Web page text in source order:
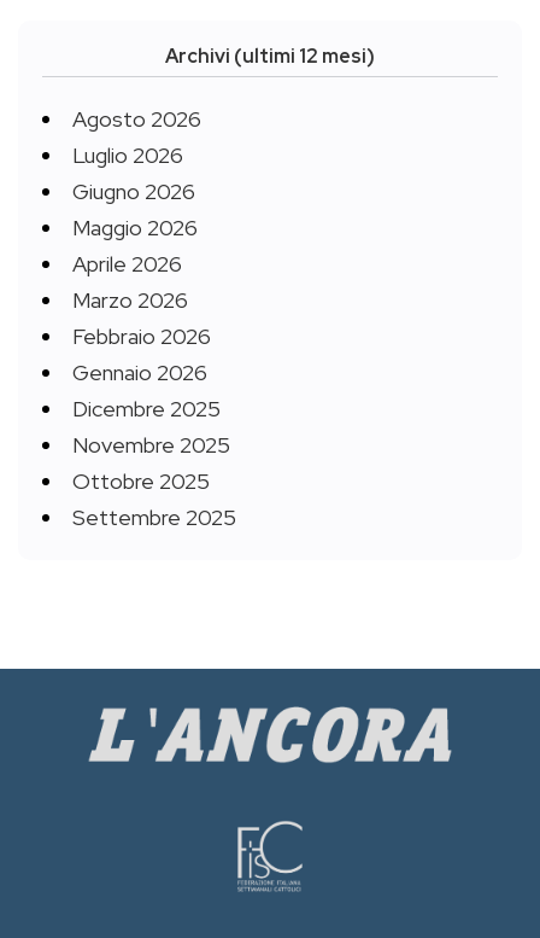
Archivi (ultimi 12 mesi)
Agosto 2026
Luglio 2026
Giugno 2026
Maggio 2026
Aprile 2026
Marzo 2026
Febbraio 2026
Gennaio 2026
Dicembre 2025
Novembre 2025
Ottobre 2025
Settembre 2025